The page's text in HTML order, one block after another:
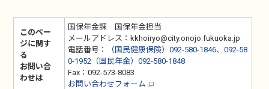
このペー
ジに関す
る
お問い合
わせは
国保年金課 国保年金担当
メールアドレス：kkhoiryo@city.onojo.fukuoka.jp
電話番号：
（国民健康保険）092-580-1846、092-58
0-1952（国民年金）092-580-1848
Fax：092-573-8083
お問い合わせフォーム